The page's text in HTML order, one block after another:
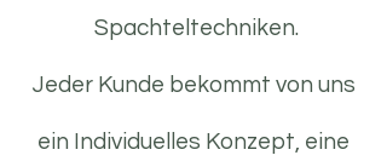
Spachteltechniken.
Jeder Kunde bekommt von uns
ein Individuelles Konzept, eine